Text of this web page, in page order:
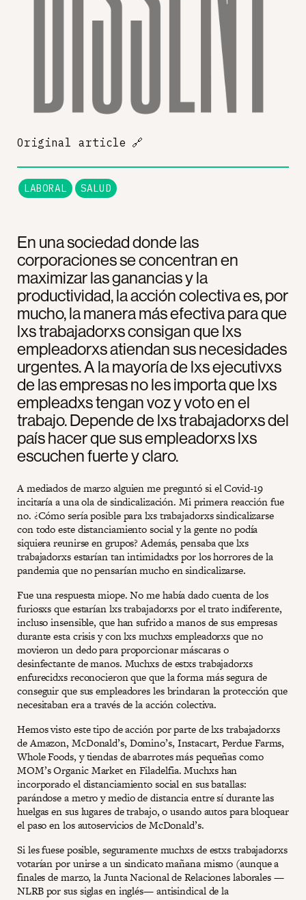
En una sociedad donde las
corporaciones se concentran en
maximizar las ganancias y la
productividad, la acción colectiva es, por
mucho, la manera más efectiva para que
lxs trabajadorxs consigan que lxs
empleadorxs atiendan sus necesidades
urgentes. A la mayoría de lxs ejecutivxs
de las empresas no les importa que lxs
empleadxs tengan voz y voto en el
trabajo. Depende de lxs trabajadorxs del
país hacer que sus empleadorxs lxs
escuchen fuerte y claro.
A mediados de marzo alguien me preguntó si el Covid-19
incitaría a una ola de sindicalización. Mi primera reacción fue
no. ¿Cómo sería posible para lxs trabajadorxs sindicalizarse
con todo este distanciamiento social y la gente no podía
siquiera reunirse en grupos? Además, pensaba que lxs
trabajadorxs estarían tan intimidadxs por los horrores de la
pandemia que no pensarían mucho en sindicalizarse.
Fue una respuesta miope. No me había dado cuenta de los
furiosxs que estarían lxs trabajadorxs por el trato indiferente,
incluso insensible, que han sufrido a manos de sus empresas
durante esta crisis y con lxs muchxs empleadorxs que no
movieron un dedo para proporcionar máscaras o
desinfectante de manos. Muchxs de estxs trabajadorxs
enfurecidxs reconocieron que que la forma más segura de
conseguir que sus empleadores les brindaran la protección que
necesitaban era a través de la acción colectiva.
Hemos visto este tipo de acción por parte de lxs trabajadorxs
de Amazon, McDonald’s, Domino’s, Instacart, Perdue Farms,
Whole Foods, y tiendas de abarrotes más pequeñas como
MOM’s Organic Market en Filadelfia. Muchxs han
incorporado el distanciamiento social en sus batallas:
parándose a metro y medio de distancia entre sí durante las
huelgas en sus lugares de trabajo, o usando autos para bloquear
el paso en los autoservicios de McDonald’s.
Si les fuese posible, seguramente muchxs de estxs trabajadorxs
votarían por unirse a un sindicato mañana mismo (aunque a
finales de marzo, la Junta Nacional de Relaciones laborales —
NLRB por sus siglas en inglés— antisindical de la
Original article 🔗
LABORAL SALUD